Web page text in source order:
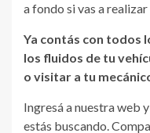
a fondo si vas a
Ya contás con todos
los fluidos de tu
o visitar a tu
Ingresá a nuestra web
estás buscando.